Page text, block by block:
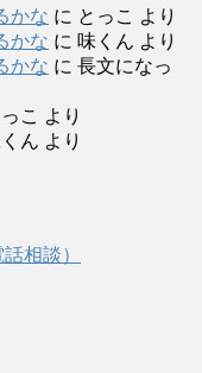
かな に とっこ より
かな に 味くん より
かな に 長文になっ
こ より
ん より
相談）